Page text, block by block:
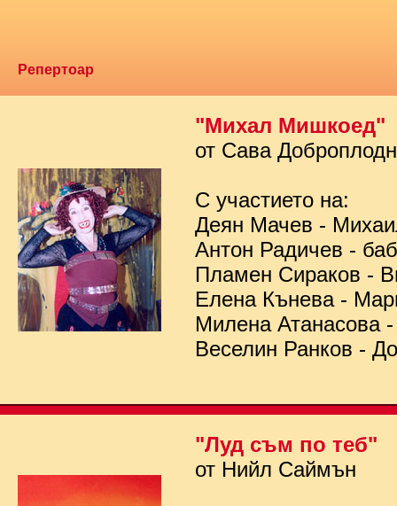
Репертоар
"Михал Мишкоед"
от Сава
С участието на:
Деян Мачев -
Антон Радичев -
Пламен Сираков -
Елена Кънева -
Милена Атанасова
Веселин Ранков -
"Луд съм по теб"
от Нийл Саймън